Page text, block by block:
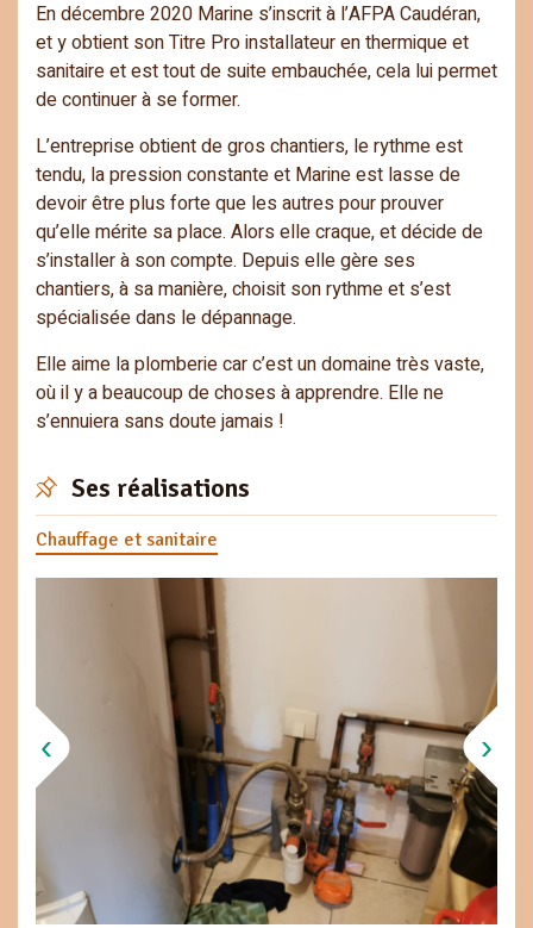
En décembre 2020 Marine s’inscrit à l’AFPA Caudéran,
et y obtient son Titre Pro installateur en thermique et
sanitaire et est tout de suite embauchée, cela lui permet
de continuer à se former.
L’entreprise obtient de gros chantiers, le rythme est
tendu, la pression constante et Marine est lasse de
devoir être plus forte que les autres pour prouver
qu’elle mérite sa place. Alors elle craque, et décide de
s’installer à son compte. Depuis elle gère ses
chantiers, à sa manière, choisit son rythme et s’est
spécialisée dans le dépannage.
Elle aime la plomberie car c’est un domaine très vaste,
où il y a beaucoup de choses à apprendre. Elle ne
s’ennuiera sans doute jamais !
Ses réalisations
Chauffage et sanitaire